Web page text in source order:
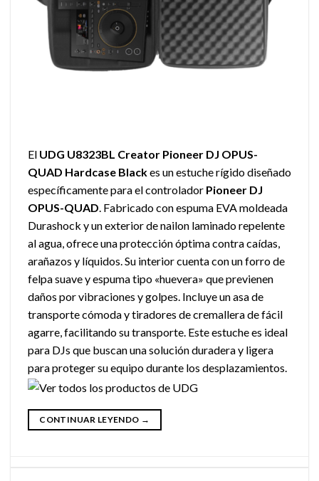
El UDG U8323BL Creator Pioneer DJ OPUS-
QUAD Hardcase Blackes un estuche rígido diseñado
específicamente para el controlador Pioneer DJ
OPUS-QUAD. Fabricado con espuma EVA moldeada
Durashock y un exterior de nailon laminado repelente
al agua, ofrece una protección óptima contra caídas,
arañazos y líquidos. Su interior cuenta con un forro de
felpa suave y espuma tipo «huevera» que previenen
daños por vibraciones y golpes. Incluye un asa de
transporte cómoda y tiradores de cremallera de fácil
agarre, facilitando su transporte. Este estuche es ideal
para DJs que buscan una solución duradera y ligera
para proteger su equipo durante los desplazamientos.
CONTINUAR LEYENDO →